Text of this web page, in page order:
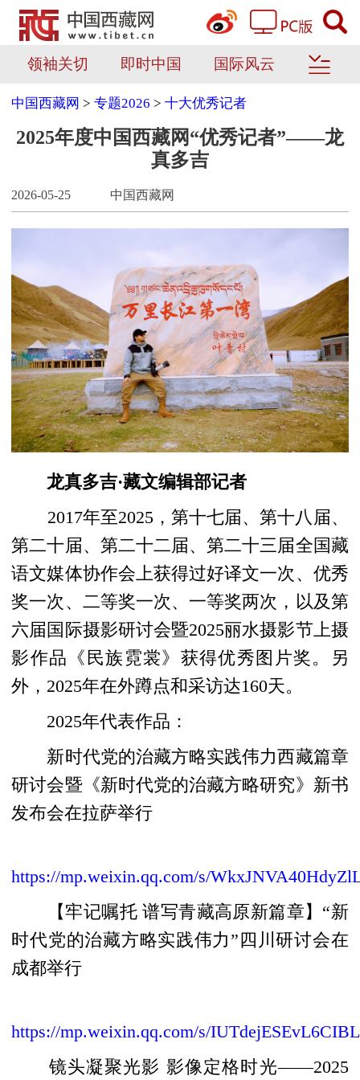
领袖关切 即时中国 国际风云
中国西藏网 >专题2026 >十大优秀记者
2025年度中国西藏网“优秀记者”——龙
真多吉
2026-05-25 中国西藏网
龙真多吉·藏文编辑部记者
2017年至2025，第十七届、第十八届、
第二十届、第二十二届、第二十三届全国藏
语文媒体协作会上获得过好译文一次、优秀
奖一次、二等奖一次、一等奖两次，以及第
六届国际摄影研讨会暨2025丽水摄影节上摄
影作品《民族霓裳》获得优秀图片奖。另
外，2025年在外蹲点和采访达160天。
2025年代表作品：
新时代党的治藏方略实践伟力西藏篇章
研讨会暨《新时代党的治藏方略研究》新书
发布会在拉萨举行
https://mp.weixin.qq.com/s/
【牢记嘱托 谱写青藏高原新篇章】“新
时代党的治藏方略实践伟力”四川研讨会在
成都举行
https://mp.weixin.qq.com/s/
镜头凝聚光影 影像定格时光——2025